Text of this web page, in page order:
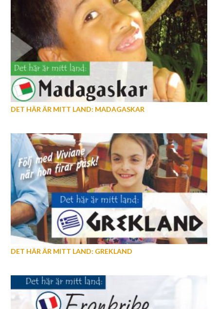
DET HÄR ÄR MITT LAND: MADAGASKAR
DET HÄR ÄR MITT LAND: GREKLAND